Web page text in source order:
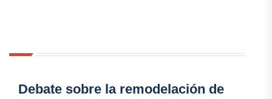
Debate sobre la remodelación de